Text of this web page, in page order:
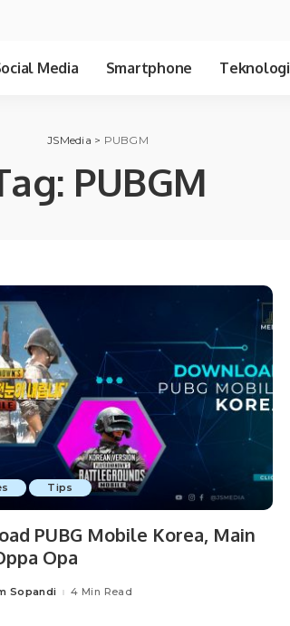
Media Smartphone Teknologi
JSMedia > PUBGM
PUBGM
Tips
PUBG Mobile Korea, Main
Opa
Sopandi 4 Min Read